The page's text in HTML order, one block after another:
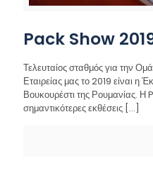
Pack Show
Τελευταίος σταθμός για την
Εταιρείας μας το 2019 είναι
Βουκουρέστι της Ρουμανίας. Η
σημαντικότερες εκθέσεις […]